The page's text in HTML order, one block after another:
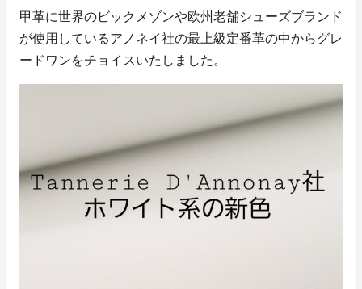
甲革に世界のビックメゾンや欧州老舗シューズブランド
が使用しているアノネイ社の最上級定番革の中からグレ
ードワンをチョイスいたしました。